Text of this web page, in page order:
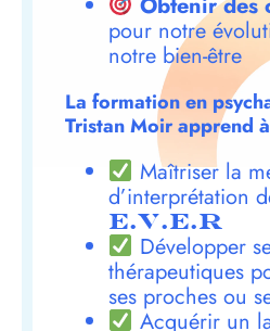
Obtenir des
pour notre
notre bien-être
La formation en
Tristan Moir apprend
Maîtriser la
d’interprétation
E.V.E.R
Développer
thérapeutiques
ses proches ou
Acquérir un